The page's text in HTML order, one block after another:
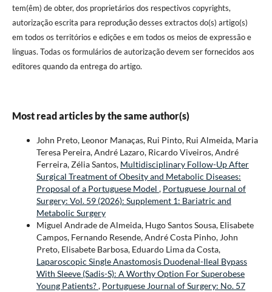
tem(êm) de obter, dos proprietários dos respectivos copyrights,
autorização escrita para reprodução desses extractos do(s) artigo(s)
em todos os territórios e edições e em todos os meios de expressão e
línguas. Todas os formulários de autorização devem ser fornecidos aos
editores quando da entrega do artigo.
Most read articles by the same author(s)
John Preto, Leonor Manaças, Rui Pinto, Rui Almeida, Maria
Teresa Pereira, André Lazaro, Ricardo Viveiros, André
Ferreira, Zélia Santos, Multidisciplinary Follow-Up After
Surgical Treatment of Obesity and Metabolic Diseases:
Proposal of a Portuguese Model , Portuguese Journal of
Surgery: Vol. 59 (2026): Supplement 1: Bariatric and
Metabolic Surgery
Miguel Andrade de Almeida, Hugo Santos Sousa, Elisabete
Campos, Fernando Resende, André Costa Pinho, John
Preto, Elisabete Barbosa, Eduardo Lima da Costa,
Laparoscopic Single Anastomosis Duodenal-Ileal Bypass
With Sleeve (Sadis-S): A Worthy Option For Superobese
Young Patients?, Portuguese Journal of Surgery: No. 57